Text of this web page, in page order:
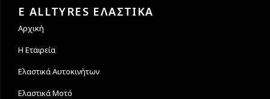
E ALLTYRES ΕΛΑΣΤΙΚΑ
Αρχική
Η Εταιρεία
Ελαστικά Αυτοκινήτων
Ελαστικά Μοτό